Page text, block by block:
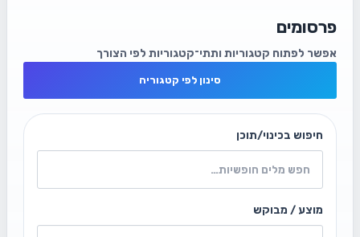
פרסומים
אפשר לפתוח קטגוריות ותתי־קטגוריות לפי הצורך
סינון לפי קטגוריה
חיפוש בכינוי/תוכן
מוצע / מבוקש